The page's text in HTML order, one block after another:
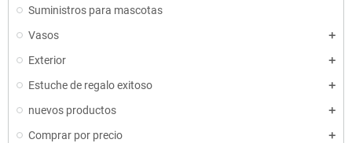
Suministros para mascotas
Vasos
Exterior
Estuche de regalo exitoso
nuevos productos
Comprar por precio